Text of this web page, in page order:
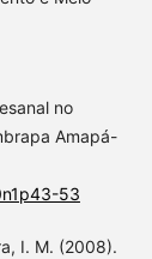
no
Amapá-
53
I. M. (2008).